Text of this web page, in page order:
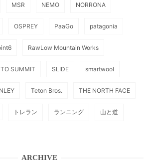
MSR NEMO NORRONA
OSPREY PaaGo patagonia
RawLow Mountain Works
TO SUMMIT SLIDE smartwool
Teton Bros. THE NORTH FACE
トレラン ランニング 山と道
ARCHIVE